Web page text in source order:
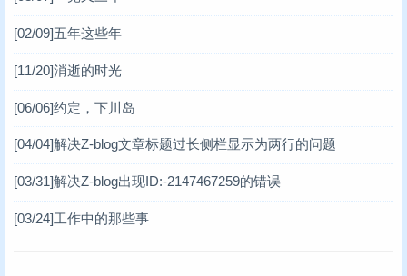
[02/09]五年这些年
[11/20]消逝的时光
[06/06]约定，下川岛
[04/04]解决Z-blog文章标题过长侧栏显示为两行的问题
[03/31]解决Z-blog出现ID:-2147467259的错误
[03/24]工作中的那些事